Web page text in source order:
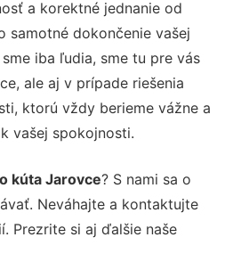
a korektné jednanie od
samotné dokončenie vašej
iba ľudia, sme tu pre vás
ale aj v prípade riešenia
ktorú vždy berieme vážne a
vašej spokojnosti.
kúta Jarovce? S nami sa o
Neváhajte a kontaktujte
Prezrite si aj ďalšie naše